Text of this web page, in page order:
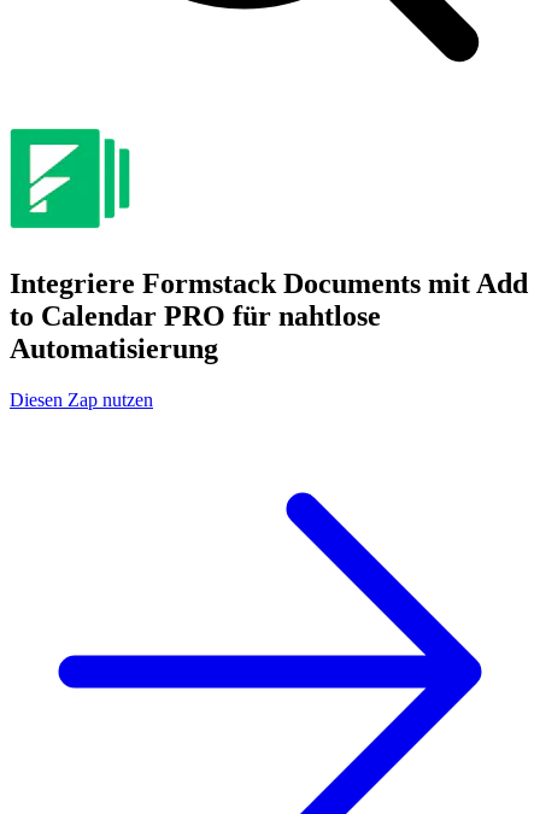
Integriere Formstack Documents mit Add
to Calendar PRO für nahtlose
Automatisierung
Diesen Zap nutzen